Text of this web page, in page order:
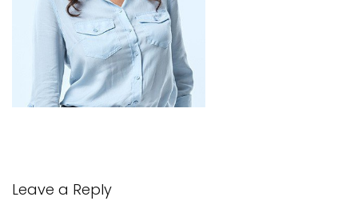
Leave a Reply